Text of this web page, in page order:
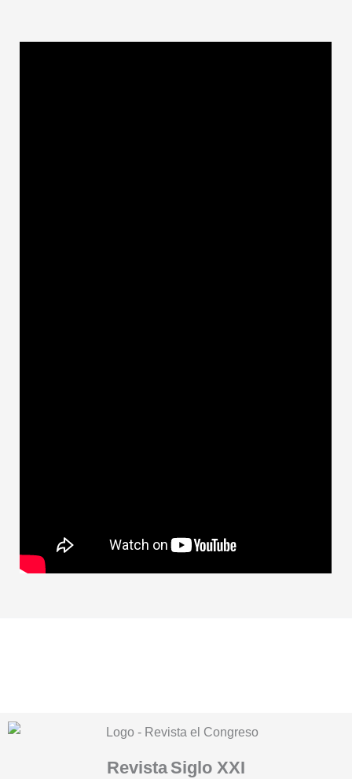
Revista Siglo XXI